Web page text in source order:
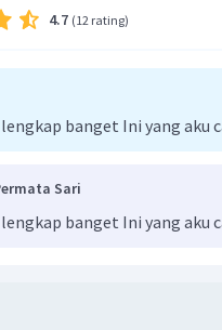
4.7 (12 rating)
banget Ini yang aku
Sari
banget Ini yang aku